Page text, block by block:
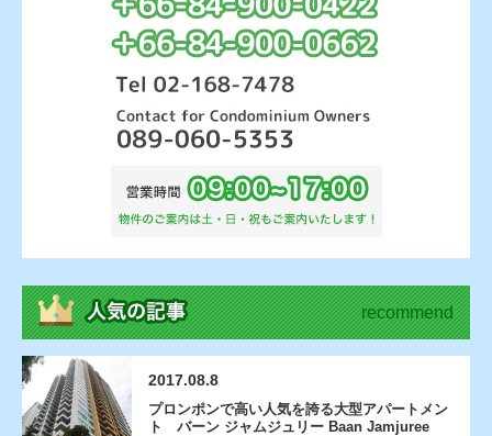
recommend
2017.08.8
プロンポンで高い人気を誇る大型アパートメン
ト バーン ジャムジュリー Baan Jamjuree